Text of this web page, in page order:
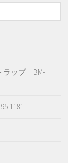
ラップ BM-
1181